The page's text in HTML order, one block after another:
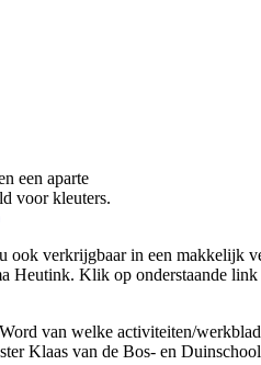
een aparte
voor kleuters.
ook verkrijgbaar in een makkelijk
Heutink. Klik op onderstaande
van welke activiteiten/
Klaas van de Bos- en